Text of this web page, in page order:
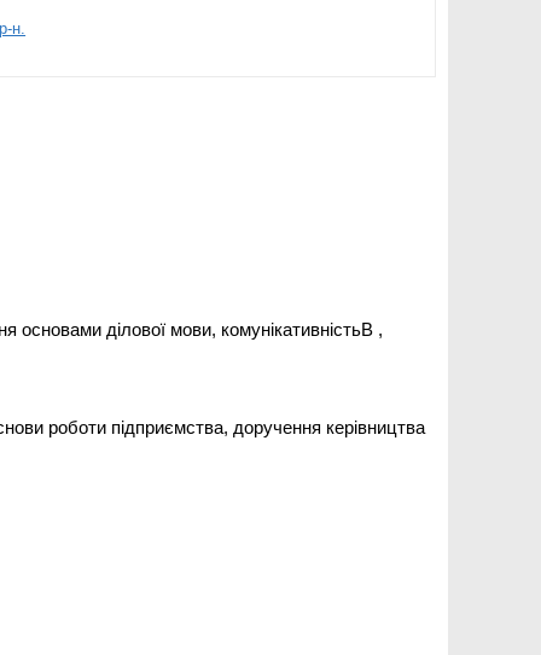
н.
ділової мови, комунікативністьВ ,
роботи підприємства, доручення керівництва